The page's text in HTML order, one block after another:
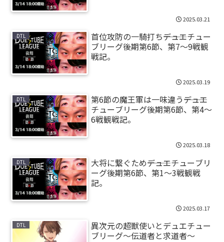
2025.03.21
DTL
首位攻防の一騎打ち―――デュエチュー
ブリーグ後期第6節、第7～9戦観
戦記。
2025.03.19
DTL
第6節の魔王軍は一味違う―――デュエ
チューブリーグ後期第6節、第4～
6戦観戦記。
2025.03.18
DTL
大将に繋ぐため―――デュエチューブリ
ーグ後期第6節、第1～3戦観戦
記。
2025.03.17
DTL
異次元の超獣使いとデュエチュー
ブリーグ～伝道者と求道者～